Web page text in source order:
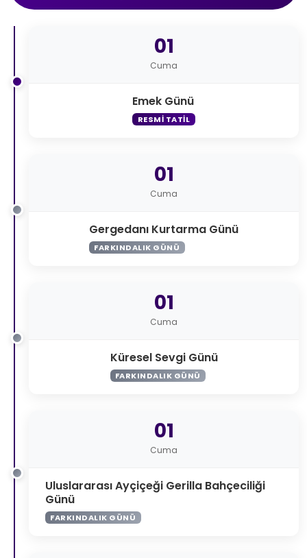
01
Cuma
Emek Günü
RESMI TATIL
01
Cuma
Gergedanı Kurtarma Günü
FARKINDALIK GÜNÜ
01
Cuma
Küresel Sevgi Günü
FARKINDALIK GÜNÜ
01
Cuma
Uluslararası Ayçiçeği Gerilla Bahçeciliği
Günü
FARKINDALIK GÜNÜ